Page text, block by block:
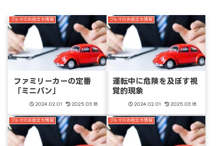
クルマのお役立ち情報
ファミリーカーの定番
「ミニバン」
2024.02.01 2025.03.18
クルマのお役立ち情報
運転中に危険を及ぼす視
覚的現象
2024.02.01 2025.03.18
クルマのお役立ち情報 クルマのお役立ち情報